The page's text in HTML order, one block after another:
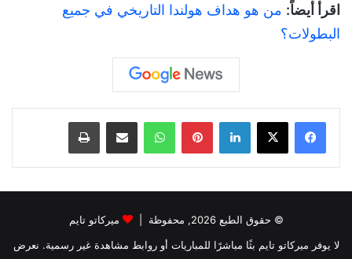
اقرأ أيضاً: من هو هداف هولندا التاريخي في جميع
البطولات؟
لينكدإن بينتيريست واتساب
© حقوق الطبع 2026, محفوظة |
ميركاتو تايم
لا يوفر ميركاتو تايم بثًا مباشرًا للمباريات أو روابط مشاهدة غير رسمية. نعرض